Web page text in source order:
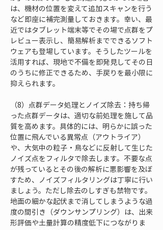
は、機材の位置を変えて追加スキャンを行う
など即座に補完測量しておきます。幸い、最
近ではタブレット端末等でその場で点群をプ
レビュー表示し、簡易解析までできるソフト
ウェアも登場しています。そうしたツールを
活用すれば、現地で不備を即発見してその日
のうちに修正できるため、手戻りを最小限に
抑えられます。
（8）点群データ処理とノイズ除去：持ち帰
った点群データは、適切な前処理を施して品
質を高めます。具体的には、明らかに誤った
位置に飛んでいる異常点（アウトライア）
や、大気中の粒子・鳥などに反射して生じた
ノイズ点をフィルタで除去します。不要な点
が残っているとその後の解析に悪影響を及ぼ
すため、ノイズフィルタリングは丁寧に行い
ましょう。ただし除去のしすぎも禁物です。
地面の細かな起伏まで消してしまうような過
度の間引き（ダウンサンプリング）は、出来
形評価や土量計算の精度低下につながりま